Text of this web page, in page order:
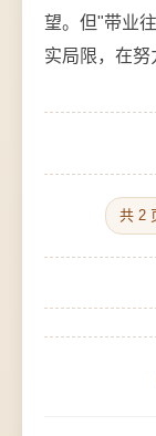
望。但"带业
实局限，在努
共 2